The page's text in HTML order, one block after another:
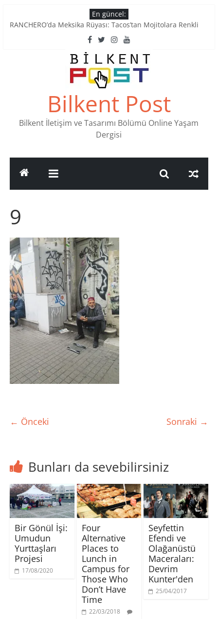
to
En güncel:
Tatlı Konuşalım: Ankara’nın 4 Köklü Pastanesi
Ankara’nın Ruhunu Notalarda Yaşatan 4 Müzik Durağı
Pullardaki tarih: PTT Pul Müzesi
Stamp Collectors Unite: Places to Find Stamps in Ankara
Bilkent Post
Bilkent İletişim ve Tasarımı Bölümü Online Yaşam
Dergisi
9
← Önceki Sonraki →
Bunları da sevebilirsiniz
Bir Gönül İşi:
Umudun
Yurttaşları
Projesi
17/08/2020
Four
Alternative
Places to
Lunch in
Campus for
Those Who
Don’t Have
Time
22/03/2018
Seyfettin
Efendi ve
Olağanüstü
Maceraları:
Devrim
Kunter'den
25/04/2017